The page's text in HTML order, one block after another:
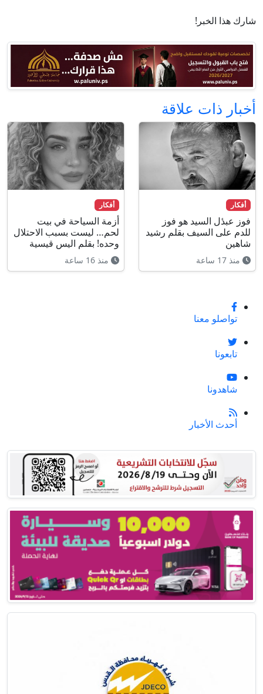
شارك هذا الخبر!
أخبار ذات علاقة
أفكار
فوز عبدٔل السيد هو فوز
للدم على السيف بقلم رشيد
شاهين
منذ 17 ساعة
أفكار
أزمة السياحة في بيت
لحم… ليست بسبب الاحتلال
وحده! بقلم اليس قيسية
منذ 16 ساعة
تواصلو معنا
تابعونا
شاهدونا
أحدث الأخبار